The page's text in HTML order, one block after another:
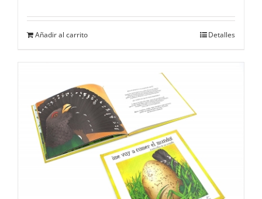
Añadir al carrito Detalles